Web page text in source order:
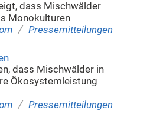
dass Mischwälder
Monokulturen
/ Pressemitteilungen
dass Mischwälder in
Ökosystemleistung
/ Pressemitteilungen